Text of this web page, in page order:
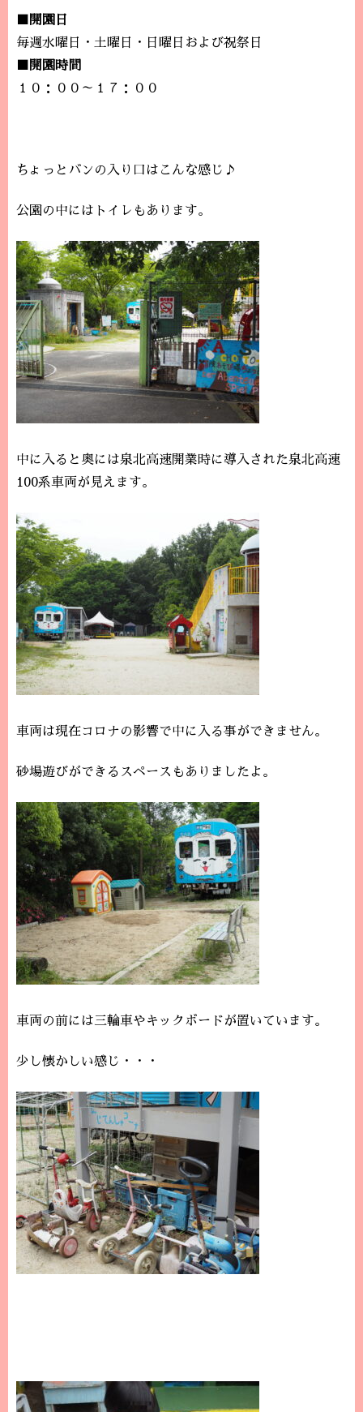
■開園日
毎週水曜日・土曜日・日曜日および祝祭日
■開園時間
１０：００～１７：００
ちょっとバンの入り口はこんな感じ♪
公園の中にはトイレもあります。
中に入ると奥には泉北高速開業時に導入された泉北高速
100系車両が見えます。
車両は現在コロナの影響で中に入る事ができません。
砂場遊びができるスペースもありましたよ。
車両の前には三輪車やキックボードが置いています。
少し懐かしい感じ・・・